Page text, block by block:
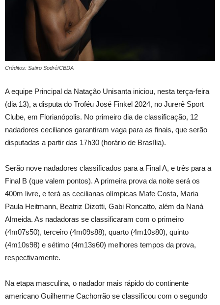
Créditos: Satiro Sodré/CBDA
A equipe Principal da Natação Unisanta iniciou, nesta terça-feira
(dia 13), a disputa do Troféu José Finkel 2024, no Jurerê Sport
Clube, em Florianópolis. No primeiro dia de classificação, 12
nadadores cecilianos garantiram vaga para as finais, que serão
disputadas a partir das 17h30 (horário de Brasília).
Serão nove nadadores classificados para a Final A, e três para a
Final B (que valem pontos). A primeira prova da noite será os
400m livre, e terá as cecilianas olímpicas Mafe Costa, Maria
Paula Heitmann, Beatriz Dizotti, Gabi Roncatto, além da Naná
Almeida. As nadadoras se classificaram com o primeiro
(4m07s50), terceiro (4m09s88), quarto (4m10s80), quinto
(4m10s98) e sétimo (4m13s60) melhores tempos da prova,
respectivamente.
Na etapa masculina, o nadador mais rápido do continente
americano Guilherme Cachorrão se classificou com o segundo